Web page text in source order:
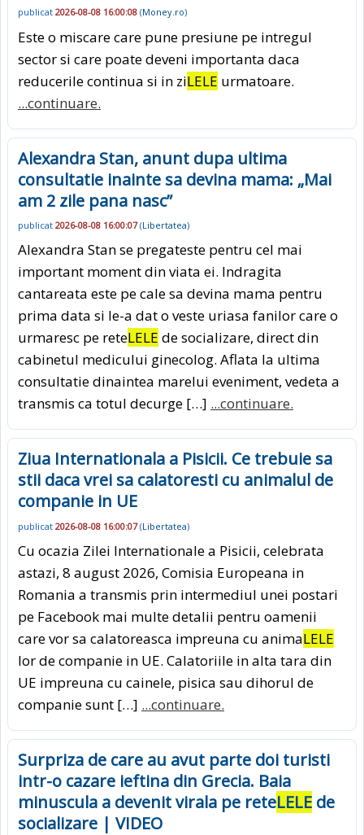
publicat 2026-08-08 16:00:08 (Money.ro)
Este o miscare care pune presiune pe intregul
sector si care poate deveni importanta daca
reducerile continua si in ziLELE urmatoare.
...continuare.
Alexandra Stan, anunt dupa ultima
consultatie inainte sa devina mama: „Mai
am 2 zile pana nasc”
publicat 2026-08-08 16:00:07(Libertatea)
Alexandra Stan se pregateste pentru cel mai
important moment din viata ei. Indragita
cantareata este pe cale sa devina mama pentru
prima data si le-a dat o veste uriasa fanilor care o
urmaresc pe reteLELE de socializare, direct din
cabinetul medicului ginecolog. Aflata la ultima
consultatie dinaintea marelui eveniment, vedeta a
transmis ca totul decurge […] ...continuare.
Ziua Internationala a Pisicii. Ce trebuie sa
stii daca vrei sa calatoresti cu animalul de
companie in UE
publicat 2026-08-08 16:00:07(Libertatea)
Cu ocazia Zilei Internationale a Pisicii, celebrata
astazi, 8 august 2026, Comisia Europeana in
Romania a transmis prin intermediul unei postari
pe Facebook mai multe detalii pentru oamenii
care vor sa calatoreasca impreuna cu animaLELE
lor de companie in UE. Calatoriile in alta tara din
UE impreuna cu cainele, pisica sau dihorul de
companie sunt […] ...continuare.
Surpriza de care au avut parte doi turisti
intr-o cazare ieftina din Grecia. Baia
minuscula a devenit virala pe reteLELE de
socializare | VIDEO